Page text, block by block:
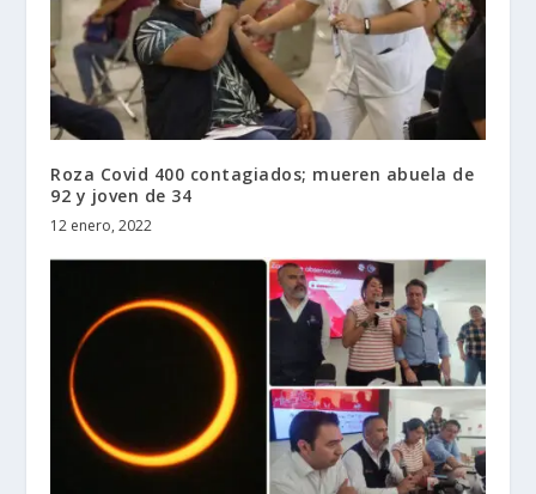
Roza Covid 400 contagiados; mueren abuela de
92 y joven de 34
12 enero, 2022